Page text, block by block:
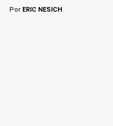
Por ERIC NESICH